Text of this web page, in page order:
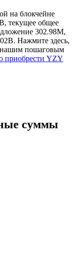
качестве
на блокчейне
текущее общее
302.98M,
Нажмите здесь,
нашим пошаговым
приобрести YZY
суммы